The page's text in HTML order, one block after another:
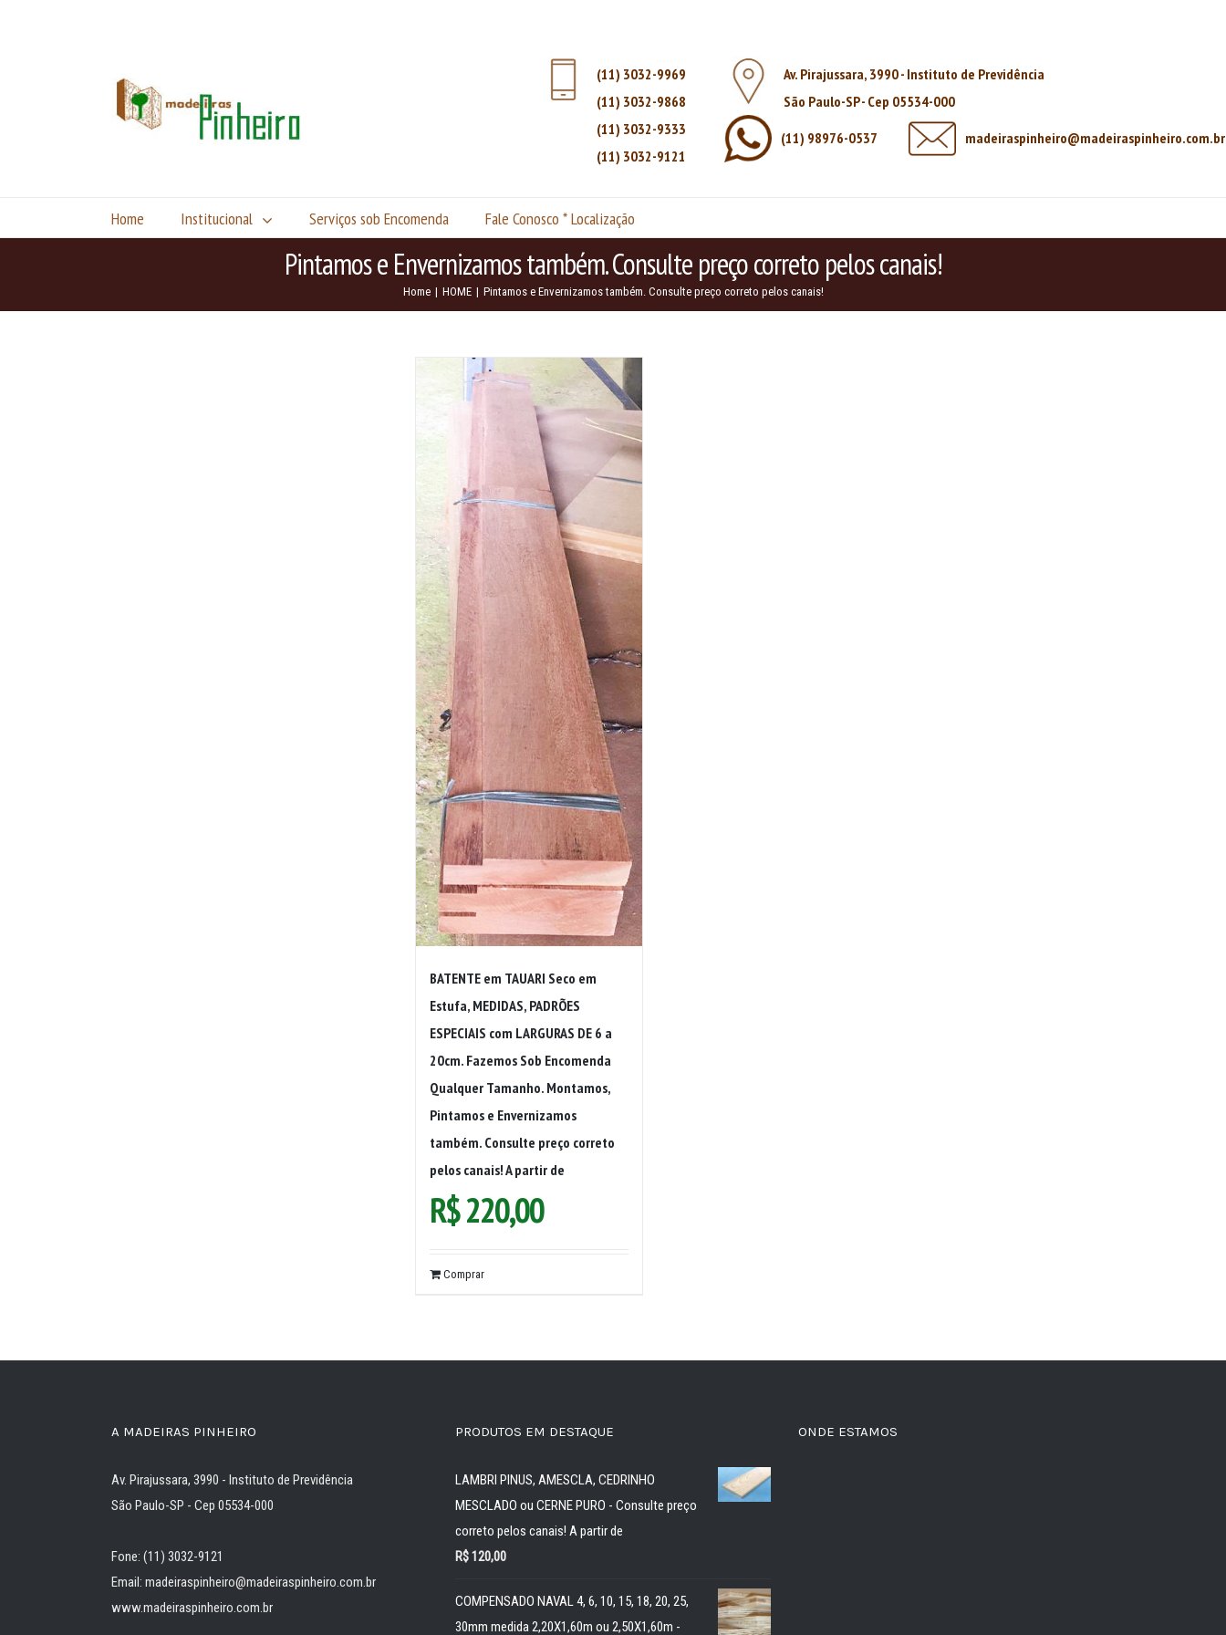
(11) 3032-9969
(11) 3032-9868
(11) 3032-9333
(11) 3032-9121
Av. Pirajussara, 3990 - Instituto de Previdência
São Paulo-SP - Cep 05534-000
(11) 98976-0537
madeiraspinheiro@madeiraspinheiro.com.br
Home Institucional Serviços sob Encomenda Fale Conosco * Localização
Pintamos e Envernizamos também. Consulte preço correto pelos canais!
Home | HOME | Pintamos e Envernizamos também. Consulte preço correto pelos canais!
BATENTE em TAUARI Seco em
Estufa, MEDIDAS, PADRÕES
ESPECIAIS com LARGURAS DE 6 a
20cm. Fazemos Sob Encomenda
Qualquer Tamanho. Montamos,
Pintamos e Envernizamos
também. Consulte preço correto
pelos canais! A partir de
R$220,00
Comprar
A MADEIRAS PINHEIRO
Av. Pirajussara, 3990 - Instituto de Previdência
São Paulo-SP - Cep 05534-000
Fone: (11) 3032-9121
Email: madeiraspinheiro@madeiraspinheiro.com.br
www.madeiraspinheiro.com.br
PRODUTOS EM DESTAQUE
LAMBRI PINUS, AMESCLA, CEDRINHO
MESCLADO ou CERNE PURO - Consulte preço
correto pelos canais! A partir de
R$120,00
COMPENSADO NAVAL 4, 6, 10, 15, 18, 20, 25,
30mm medida 2,20X1,60m ou 2,50X1,60m -
ONDE ESTAMOS